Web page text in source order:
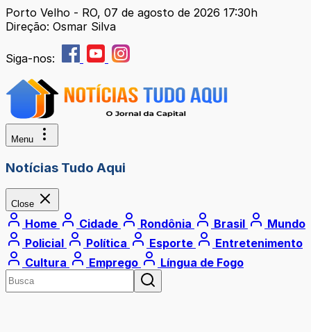
Porto Velho - RO, 07 de agosto de 2026 17:30h
Direção: Osmar Silva
Siga-nos:
Menu
Notícias Tudo Aqui
Close
Home Cidade Rondônia Brasil
Mundo
Policial
Política Esporte
Entretenimento
Cultura
Emprego Língua de Fogo